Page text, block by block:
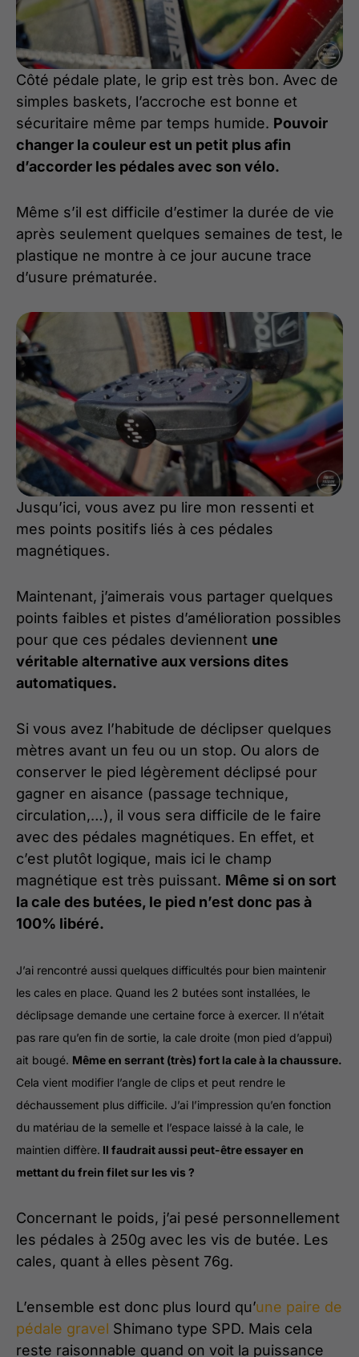
Côté pédale plate, le grip est très bon. Avec de
simples baskets, l’accroche est bonne et
sécuritaire même par temps humide. Pouvoir
changer la couleur est un petit plus afin
d’accorder les pédales avec son vélo.
Même s’il est difficile d’estimer la durée de vie
après seulement quelques semaines de test, le
plastique ne montre à ce jour aucune trace
d’usure prématurée.
Jusqu’ici, vous avez pu lire mon ressenti et
mes points positifs liés à ces pédales
magnétiques.
Maintenant, j’aimerais vous partager quelques
points faibles et pistes d’amélioration possibles
pour que ces pédales deviennent une
véritable alternative aux versions dites
automatiques.
Si vous avez l’habitude de déclipser quelques
mètres avant un feu ou un stop. Ou alors de
conserver le pied légèrement déclipsé pour
gagner en aisance (passage technique,
circulation,…), il vous sera difficile de le faire
avec des pédales magnétiques. En effet, et
c’est plutôt logique, mais ici le champ
magnétique est très puissant. Même si on sort
la cale des butées, le pied n’est donc pas à
100% libéré.
J’ai rencontré aussi quelques difficultés pour bien maintenir
les cales en place. Quand les 2 butées sont installées, le
déclipsage demande une certaine force à exercer. Il n’était
pas rare qu’en fin de sortie, la cale droite (mon pied d’appui)
ait bougé. Même en serrant (très) fort la cale à la chaussure.
Cela vient modifier l’angle de clips et peut rendre le
déchaussement plus difficile. J’ai l’impression qu’en fonction
du matériau de la semelle et l’espace laissé à la cale, le
maintien diffère. Il faudrait aussi peut-être essayer en
mettant du frein filet sur les vis ?
Concernant le poids, j’ai pesé personnellement
les pédales à 250g avec les vis de butée. Les
cales, quant à elles pèsent 76g.
L’ensemble est donc plus lourd qu’une paire de
pédale gravel Shimano type SPD. Mais cela
reste raisonnable quand on voit la puissance